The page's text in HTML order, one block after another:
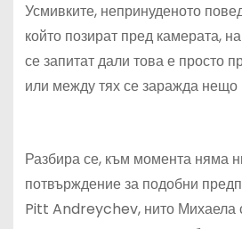
Усмивките, непринуденото
който позират пред камерата,
се запитат дали това е просто
или между тях се заражда нещо
Разбира се, към момента няма
потвърждение за подобни
Pitt Andreychev, нито Михаела